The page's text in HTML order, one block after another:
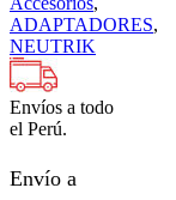
ADAPTADORES,
NEUTRIK
Envíos a todo
el Perú.
Envío a